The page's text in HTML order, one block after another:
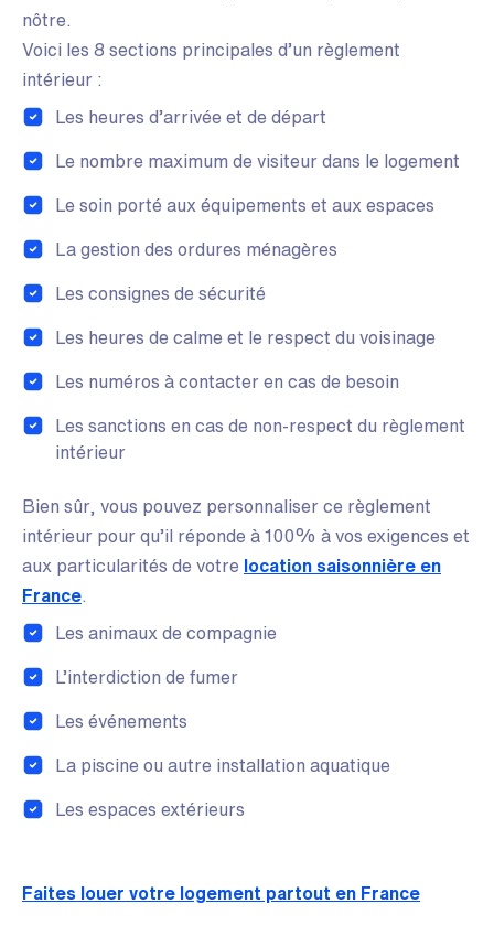
nôtre.
Voici les 8 sections principales d’un règlement
intérieur :
Les heures d’arrivée et de départ
Le nombre maximum de visiteur dans le logement
Le soin porté aux équipements et aux espaces
La gestion des ordures ménagères
Les consignes de sécurité
Les heures de calme et le respect du voisinage
Les numéros à contacter en cas de besoin
Les sanctions en cas de non-respect du règlement
intérieur
Bien sûr, vous pouvez personnaliser ce règlement
intérieur pour qu’il réponde à 100% à vos exigences et
aux particularités de votre
location saisonnière en
France
Les animaux de compagnie
L’interdiction de fumer
Les événements
La piscine ou autre installation aquatique
Les espaces extérieurs
Faites louer votre logement partout en France